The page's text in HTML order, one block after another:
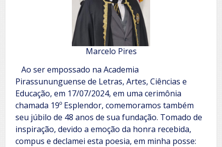
Marcelo Pires
Ao ser empossado na Academia
Pirassununguense de Letras, Artes, Ciências e
Educação, em 17/07/2024, em uma cerimônia
chamada 19º Esplendor, comemoramos também
seu júbilo de 48 anos de sua fundação. Tomado de
inspiração, devido a emoção da honra recebida,
compus e declamei esta poesia, em minha posse: